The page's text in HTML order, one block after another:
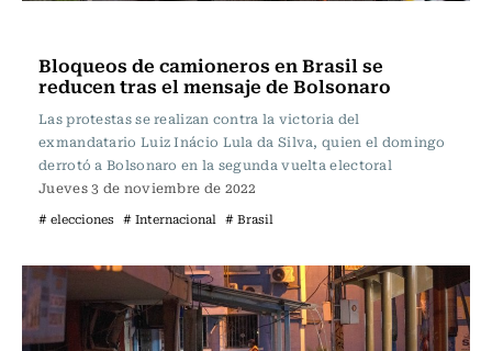
Bloqueos de camioneros en Brasil se
reducen tras el mensaje de Bolsonaro
Las protestas se realizan contra la victoria del
exmandatario Luiz Inácio Lula da Silva, quien el domingo
derrotó a Bolsonaro en la segunda vuelta electoral
Jueves 3 de noviembre de 2022
# elecciones # Internacional # Brasil